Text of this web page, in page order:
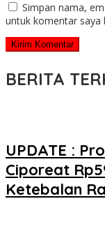
Simpan nama,
untuk komentar saya
BERITA
UPDATE :
Ciporeat
Ketebalan